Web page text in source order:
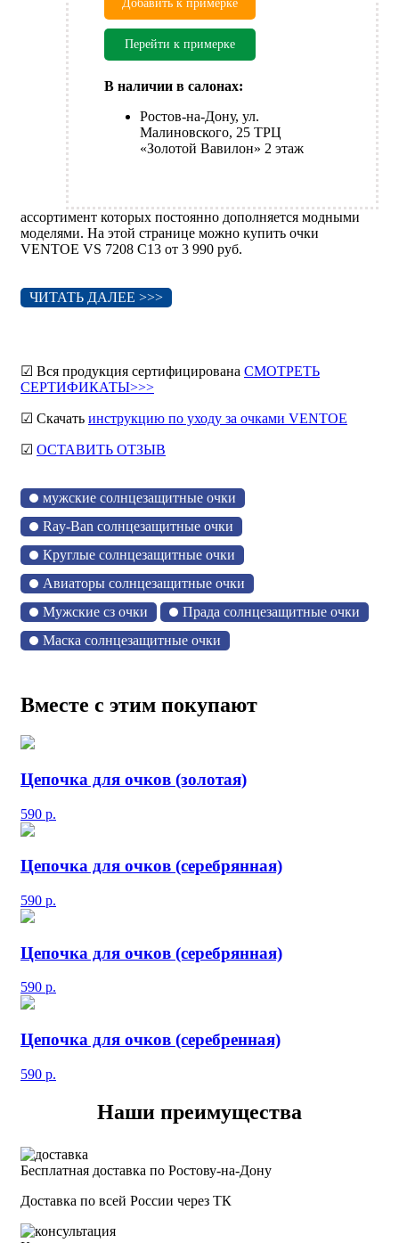
Добавить к примерке
Перейти к примерке
В наличии в салонах:
Ростов-на-Дону, ул.
Малиновского, 25 ТРЦ
«Золотой Вавилон» 2 этаж
ассортимент которых постоянно дополняется модными
моделями. На этой странице можно купить очки
VENTOE VS 7208 C13 от 3 990 руб.
ЧИТАТЬ ДАЛЕЕ >>>
☑ Вся продукция сертифицирована СМОТРЕТЬ
СЕРТИФИКАТЫ>>>
☑ Скачать инструкцию по уходу за очками VENTOE
☑ ОСТАВИТЬ ОТЗЫВ
мужские солнцезащитные очки
Ray-Ban солнцезащитные очки
Круглые солнцезащитные очки
Авиаторы солнцезащитные очки
Мужские сз очки
Прада солнцезащитные очки
Маска солнцезащитные очки
Вместе с этим покупают
Цепочка для очков (золотая)
590 р.
Цепочка для очков (серебрянная)
590 р.
Цепочка для очков (серебрянная)
590 р.
Цепочка для очков (серебренная)
590 р.
Наши преимущества
Бесплатная доставка по Ростову-на-Дону
Доставка по всей России через ТК